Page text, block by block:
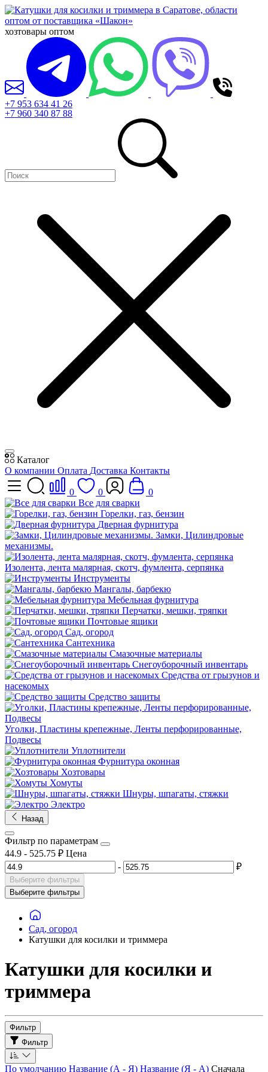
хозтовары оптом
+7 953 634 41 26
+7 960 340 87 88
Каталог
О компании Оплата Доставка Контакты
0 0
0
Все для сварки
Горелки, газ, бензин
Дверная фурнитура
Замки, Цилиндровые
механизмы.
Изолента, лента малярная, скотч, фумлента, серпянка
Инструменты
Мангалы, барбекю
Мебельная фурнитура
Перчатки, мешки, тряпки
Почтовые ящики
Сад, огород
Сантехника
Смазочные материалы
Снегоуборочный инвентарь
Средства от грызунов и
насекомых
Средство защиты
Уголки, Пластины крепежные, Ленты перфорированные,
Подвесы
Уплотнители
Фурнитура оконная
Хозтовары
Хомуты
Шнуры, шпагаты, стяжки
Электро
Назад
Фильтр по параметрам
44.9 - 525.75 ₽ Цена
-
₽
Выберите фильтры
Выберите фильтры
Сад, огород
Катушки для косилки и триммера
Катушки для косилки и
триммера
Фильтр
Фильтр
По умолчанию Название (А - Я) Название (Я - А) Сначала